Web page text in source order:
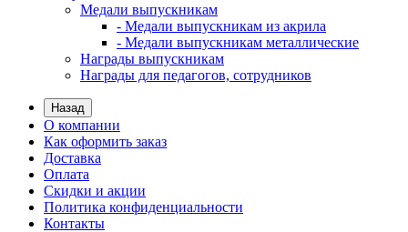
Медали выпускникам
- Медали выпускникам из акрила
- Медали выпускникам металлические
Награды выпускникам
Награды для педагогов, сотрудников
Назад
О компании
Как оформить заказ
Доставка
Оплата
Скидки и акции
Политика конфиденциальности
Контакты